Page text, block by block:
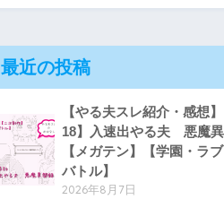
最近の投稿
【やる夫スレ紹介・感想
18】入速出やる夫 悪魔
【メガテン】【学園・ラ
バトル】
2026年8月7日